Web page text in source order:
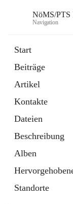
NöMS/PTS
Navigation
Start
Beiträge
Artikel
Kontakte
Dateien
Beschreibung
Alben
Standorte
Hans Lanner
öffnet
in
neuem
Tab
Externe Webseite
in
Tab